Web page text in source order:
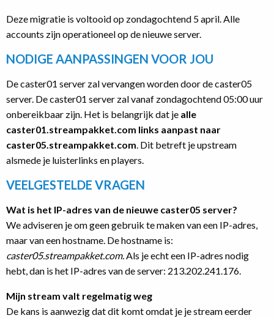
Deze migratie is voltooid op zondagochtend 5 april. Alle
accounts zijn operationeel op de nieuwe server.
NODIGE AANPASSINGEN VOOR JOU
De caster01 server zal vervangen worden door de caster05
server. De caster01 server zal vanaf zondagochtend 05:00 uur
onbereikbaar zijn. Het is belangrijk dat je alle
caster01.streampakket.com links aanpast naar
caster05.streampakket.com. Dit betreft je upstream
alsmede je luisterlinks en players.
VEELGESTELDE VRAGEN
Wat is het IP-adres van de nieuwe caster05 server?
We adviseren je om geen gebruik te maken van een IP-adres,
maar van een hostname. De hostname is:
caster05.streampakket.com.Als je echt een IP-adres nodig
hebt, dan is het IP-adres van de server: 213.202.241.176.
Mijn stream valt regelmatig weg
De kans is aanwezig dat dit komt omdat je je stream eerder